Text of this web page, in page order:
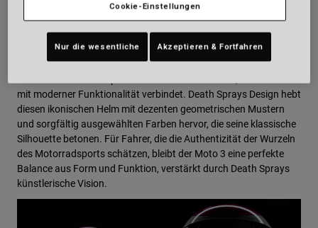
Der Moto 3: ein zeitloser
Klassiker neu interpretiert
mit moderner Funktionalität verbindet. Death Sprays Design hebt
diesen ikonischen Helm mit dezenten geometrischen Mustern
und sorgfältig ausgewählten Farben hervor, die seine klassische
Silhouette betonen. Für Fahrer, die die Authentizität der Wurzeln
des Motorradsports schätzen, bleibt der Moto 3 eine perfekte
Balance aus Form und Funktion, verstärkt durch Death Sprays
künstlerische Vision.
Cookie-Einstellungen
Nur die wesentliche Akzeptieren & Fortfahren